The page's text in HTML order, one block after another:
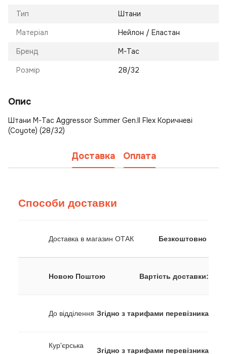
Тип Штани
Матеріал Нейлон / Еластан
Бренд M-Tac
Розмір 28/32
Опис
Штани M-Tac Aggressor Summer Gen.II Flex Коричневі
(Coyote) (28/32)
Доставка Оплата
Способи доставки
Доставка в магазин ОТАК Безкоштовно
Новою Поштою Вартість доставки:
До відділення Згідно з тарифами перевізника
Кур'єрська
Згідно з тарифами перевізника